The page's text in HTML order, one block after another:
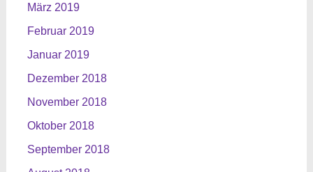
März 2019
Februar 2019
Januar 2019
Dezember 2018
November 2018
Oktober 2018
September 2018